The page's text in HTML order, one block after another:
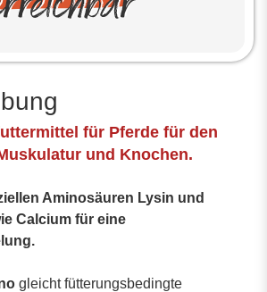
für Pferde für den
und Knochen.
Aminosäuren Lysin und
Calcium für eine
gleicht fütterungsbedingte